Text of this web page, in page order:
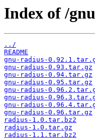
Index of /
../
README
gnu-radius-
gnu-radius-0.93.tar.gz
gnu-radius-0.94.tar.gz
gnu-radius-0.95.tar.gz
gnu-radius-
gnu-radius-
gnu-radius-
gnu-radius-0.96.tar.gz
radius-1.0.tar.bz2
radius-1.0.tar.gz
radius-1.1.tar.bz2